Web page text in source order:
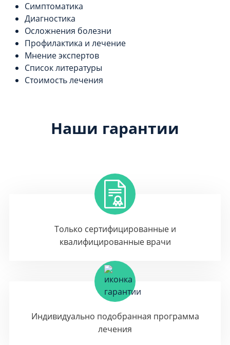
Симптоматика
Диагностика
Осложнения болезни
Профилактика и лечение
Мнение экспертов
Список литературы
Стоимость лечения
Наши гарантии
Только сертифицированные и
квалифицированные врачи
Индивидуально подобранная программа
лечения